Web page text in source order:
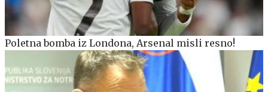
Poletna bomba iz Londona, Arsenal misli resno!